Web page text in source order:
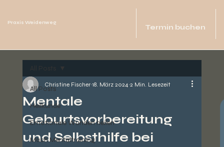
Praxis Weidenweg
Termin buchen
All Posts
Heilkunde
Emotionale Wunden heilen
Mach Mentaltraining
Mentale
Geburtsvorbereitung
und Selbsthilfe bei
Christine Fischer 18. März 2024 2 Min. Lesezeit